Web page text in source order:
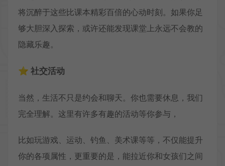
将沉醉于这些比课本精彩百倍的心动时刻。如果你足
够大胆深入探索，或许还能发现课堂上永远不会教的
隐藏乐趣。
⭐ 社交活动
当然，生活不只是约会和聊天。你也需要休息，我们
完全理解。这里有许多有趣的活动等你参与，
比如玩游戏、运动、钓鱼、美术课等等，不仅能提升
你的各项属性，更重要的是，能拉近你和女孩们之间